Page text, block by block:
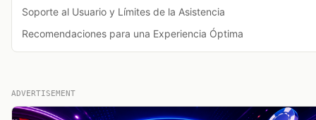
Soporte al Usuario y Límites de la Asistencia
Recomendaciones para una Experiencia Óptima
ADVERTISEMENT